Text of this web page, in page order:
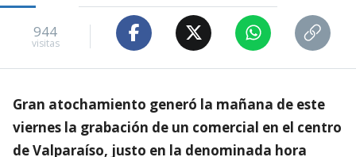
944
visitas
Gran atochamiento generó la mañana de este
viernes la grabación de un comercial en el centro
de Valparaíso, justo en la denominada hora